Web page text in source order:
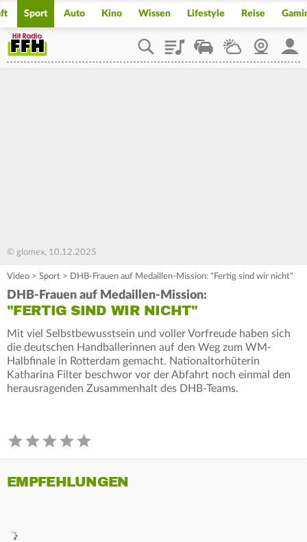
Sport Auto Kino Wissen Lifestyle Reise
PlaylistStaupilotWetterWebcam
© glomex, 10.12.2025
Video > Sport > DHB-Frauen auf Medaillen-Mission: "Fertig sind wir nicht"
DHB-Frauen auf Medaillen-Mission:
"FERTIG SIND WIR NICHT"
Mit viel Selbstbewusstsein und voller Vorfreude haben sich
die deutschen Handballerinnen auf den Weg zum WM-
Halbfinale in Rotterdam gemacht. Nationaltorhüterin
Katharina Filter beschwor vor der Abfahrt noch einmal den
herausragenden Zusammenhalt des DHB-Teams.
EMPFEHLUNGEN